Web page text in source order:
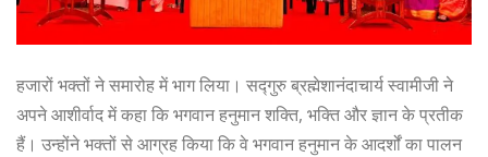
हजारों भक्तों ने समारोह में भाग लिया। सद्गुरु ब्रह्मेशानंदाचार्य स्वामीजी ने
अपने आशीर्वाद में कहा कि भगवान हनुमान शक्ति, भक्ति और ज्ञान के प्रतीक
हैं। उन्होंने भक्तों से आग्रह किया कि वे भगवान हनुमान के आदर्शों का पालन